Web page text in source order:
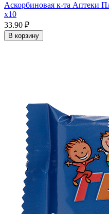
Аскорбиновая к-та Аптеки
x10
33.90 ₽
В корзину